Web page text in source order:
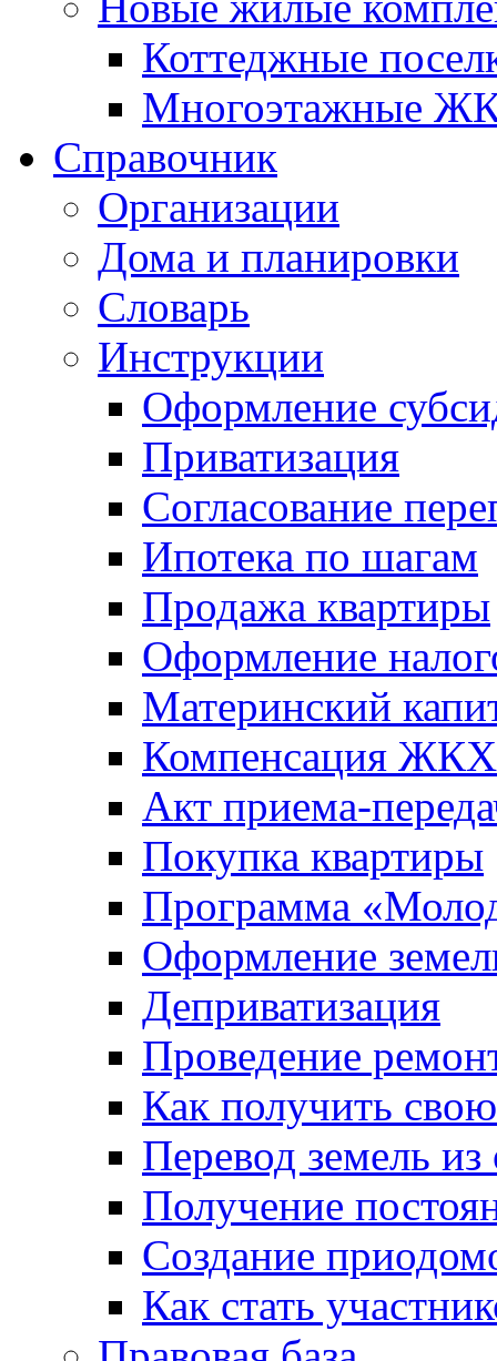
Коттеджные
Многоэтажные
Справочник
Организации
Дома и планировки
Словарь
Инструкции
Оформление
Приватизация
Согласование
Ипотека по шагам
Продажа квартиры
Оформление
Материнский
Компенсация ЖКХ
Акт приема-
Покупка квартиры
Программа
Оформление
Деприватизация
Проведение
Как получить
Перевод земель
Получение
Создание
Как стать